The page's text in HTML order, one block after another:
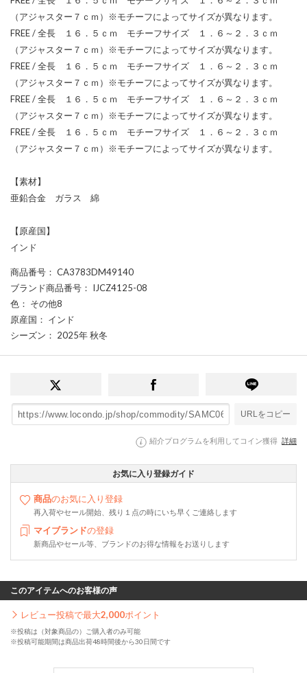
（アジャスター７ｃｍ）※モチーフによってサイズが異なります。
FREE / 全長 １６．５ｃｍ モチーフサイズ １．６～２．３ｃｍ
（アジャスター７ｃｍ）※モチーフによってサイズが異なります。
FREE / 全長 １６．５ｃｍ モチーフサイズ １．６～２．３ｃｍ
（アジャスター７ｃｍ）※モチーフによってサイズが異なります。
FREE / 全長 １６．５ｃｍ モチーフサイズ １．６～２．３ｃｍ
（アジャスター７ｃｍ）※モチーフによってサイズが異なります。
FREE / 全長 １６．５ｃｍ モチーフサイズ １．６～２．３ｃｍ
（アジャスター７ｃｍ）※モチーフによってサイズが異なります。
【素材】
亜鉛合金 ガラス 綿
【原産国】
インド
商品番号 ： CA3783DM49140
ブランド商品番号 ： IJCZ4125-08
色 ： その他8
原産国 ： インド
シーズン ： 2025年 秋冬
URLをコピー
紹介プログラムを利用してコイン獲得 詳細
お気に入り登録ガイド
商品のお気に入り登録
再入荷やセール開始、残り１点の時にいち早くご連絡します
マイブランドの登録
新商品やセール等、ブランドのお得な情報をお送りします
このアイテムへのお客様の声
レビュー投稿で最大2,000ポイント
※投稿は（対象商品の）ご購入者のみ可能
※投稿可能期間は商品出荷48時間後から30日間です